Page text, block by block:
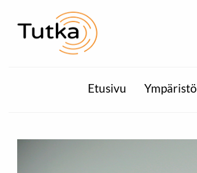
Etusivu Ympäristö